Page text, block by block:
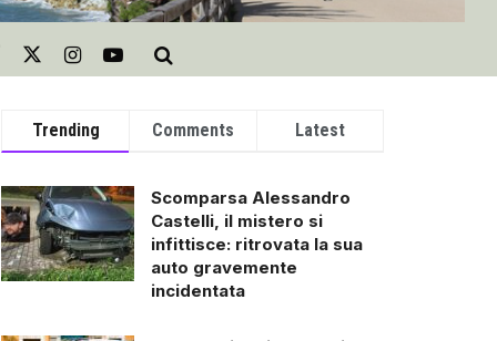
Trending Comments Latest
Scomparsa Alessandro
Castelli, il mistero si
infittisce: ritrovata la sua
auto gravemente
incidentata